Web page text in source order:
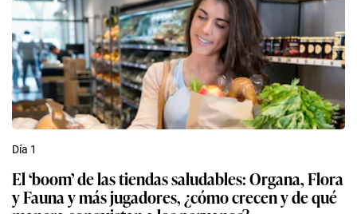
Día 1
El ‘boom’ de las tiendas saludables: Organa, Flora
y Fauna y más jugadores, ¿cómo crecen y de qué